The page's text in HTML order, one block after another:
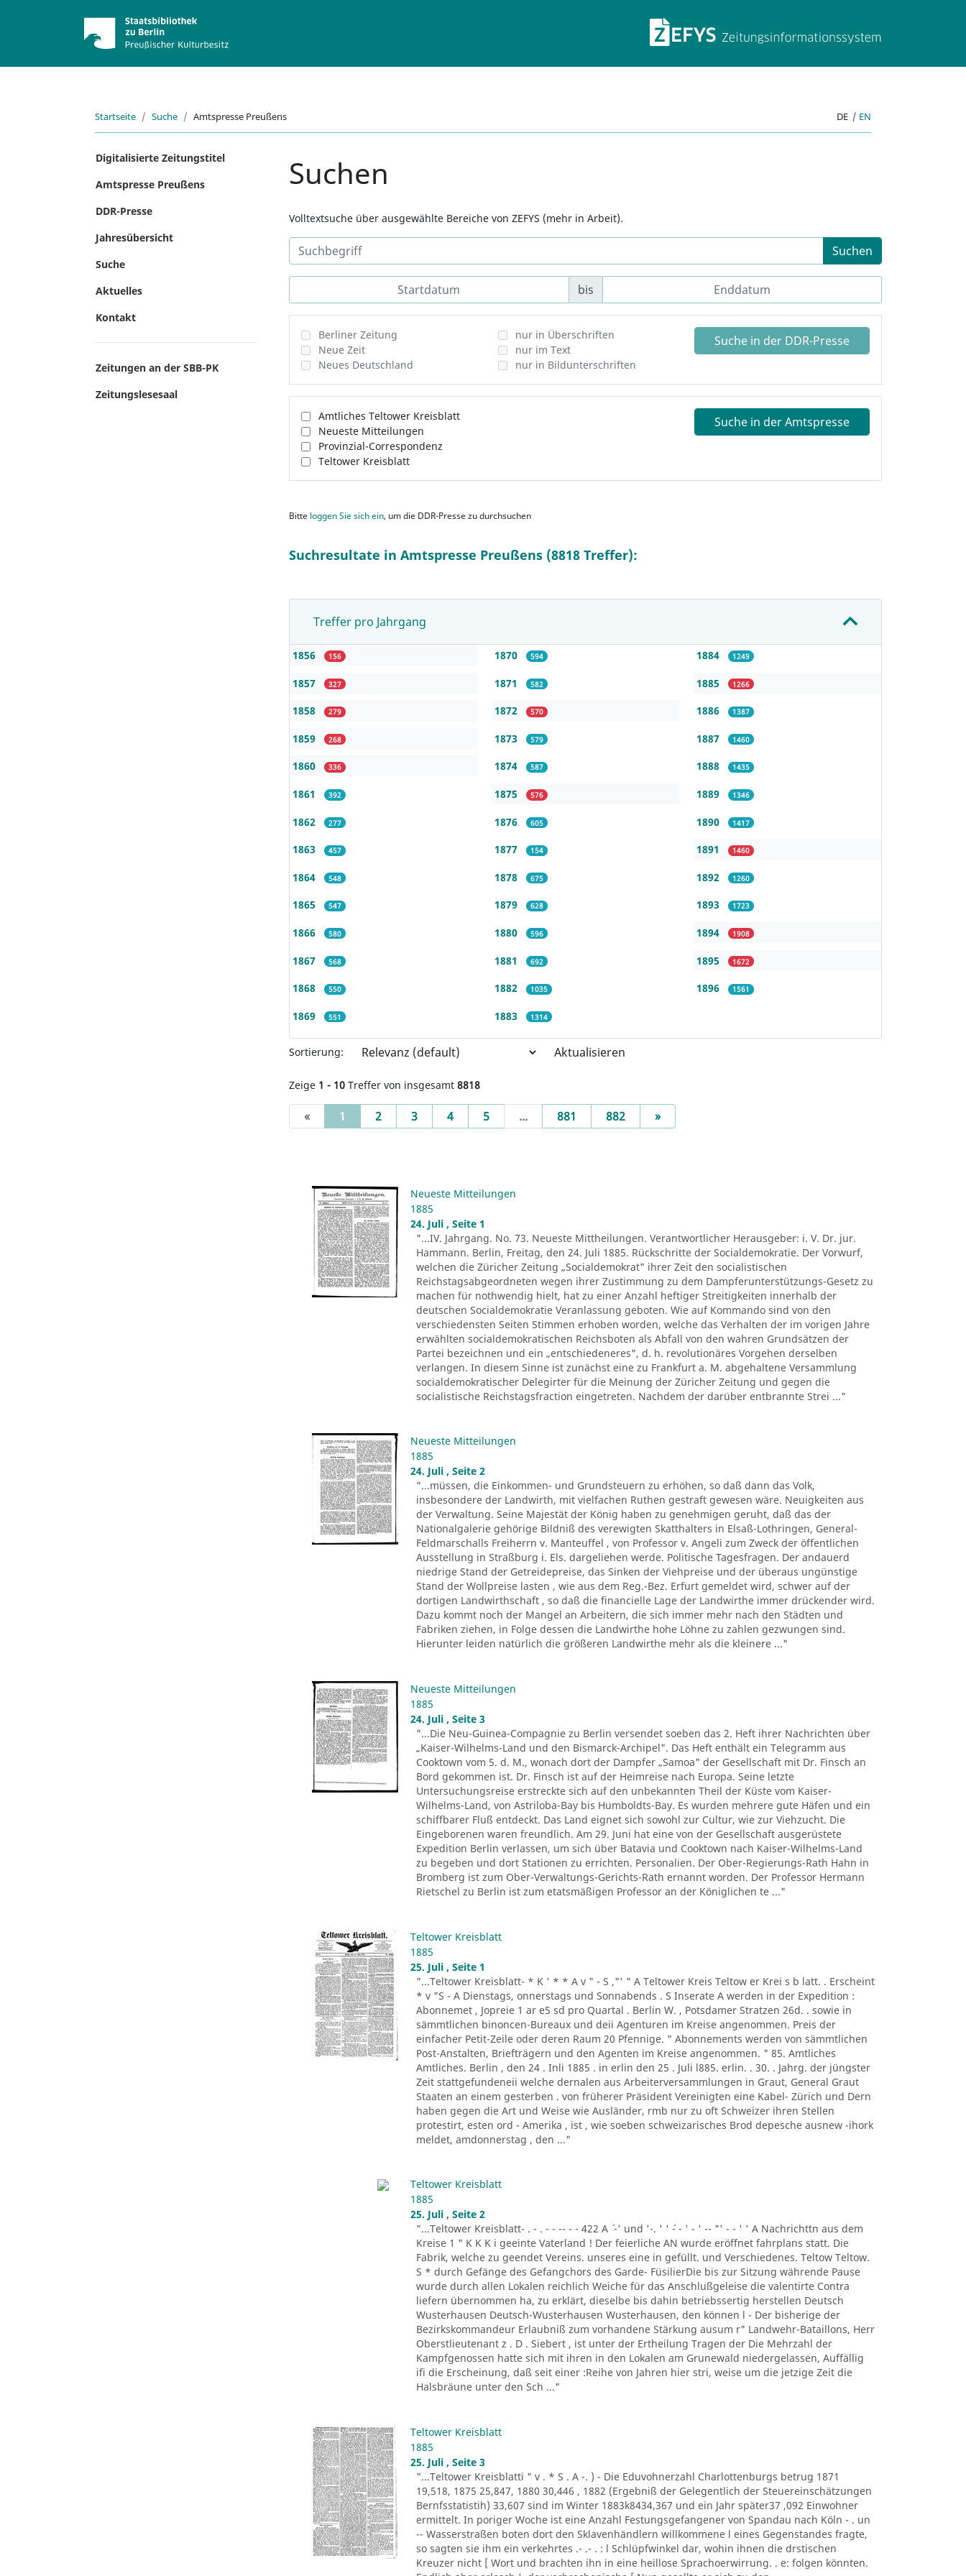
ZEFYS
Startseite Suche Amtspresse Preußens DE | EN
Digitalisierte Zeitungstitel
Amtspresse Preußens
DDR-Presse
Jahresübersicht
Suche
Aktuelles
Kontakt
Zeitungen an der SBB-PK
Zeitungslesesaal
Suchen
Volltextsuche über ausgewählte Bereiche von ZEFYS (mehr in Arbeit).
Suchen
bis
Berliner Zeitung
Neue Zeit
Neues Deutschland
nur in Überschriften
nur im Text
nur in Bildunterschriften
Suche in der DDR-Presse
Amtliches Teltower Kreisblatt
Neueste Mitteilungen
Provinzial-Correspondenz
Teltower Kreisblatt
Suche in der Amtspresse
Bitte loggen Sie sich ein, um die DDR-Presse zu durchsuchen
Suchresultate in Amtspresse Preußens (8818 Treffer):
Treffer pro Jahrgang
1856 156
1857 327
1858 279
1859 268
1860 336
1861 392
1862 277
1863 457
1864 548
1865 547
1866 580
1867 568
1868 550
1869 551
1870 594
1871 582
1872 570
1873 579
1874 587
1875 576
1876 605
1877 154
1878 675
1879 628
1880 596
1881 692
1882 1035
1883 1314
1884 1249
1885 1266
1886 1387
1887 1460
1888 1435
1889 1346
1890 1417
1891 1460
1892 1260
1893 1723
1894 1908
1895 1672
1896 1561
Sortierung: Aktualisieren
Zeige 1 - 10 Treffer von insgesamt 8818
« 1 (current)
2 3 4 5 ... 881 882 »Next
Neueste Mitteilungen
1885
24. Juli , Seite 1
"...IV. Jahrgang. No. 73. Neueste Mittheilungen. Verantwortlicher Herausgeber: i. V. Dr. jur.
Hammann. Berlin, Freitag, den 24. Juli 1885. Rückschritte der Socialdemokratie. Der Vorwurf,
welchen die Züricher Zeitung „Socialdemokrat" ihrer Zeit den socialistischen
Reichstagsabgeordneten wegen ihrer Zustimmung zu dem Dampferunterstützungs-Gesetz zu
machen für nothwendig hielt, hat zu einer Anzahl heftiger Streitigkeiten innerhalb der
deutschen Socialdemokratie Veranlassung geboten. Wie auf Kommando sind von den
verschiedensten Seiten Stimmen erhoben worden, welche das Verhalten der im vorigen Jahre
erwählten socialdemokratischen Reichsboten als Abfall von den wahren Grundsätzen der
Partei bezeichnen und ein „entschiedeneres", d. h. revolutionäres Vorgehen derselben
verlangen. In diesem Sinne ist zunächst eine zu Frankfurt a. M. abgehaltene Versammlung
socialdemokratischer Delegirter für die Meinung der Züricher Zeitung und gegen die
socialistische Reichstagsfraction eingetreten. Nachdem der darüber entbrannte Strei ..."
Neueste Mitteilungen
1885
24. Juli , Seite 2
"...müssen, die Einkommen- und Grundsteuern zu erhöhen, so daß dann das Volk,
insbesondere der Landwirth, mit vielfachen Ruthen gestraft gewesen wäre. Neuigkeiten aus
der Verwaltung. Seine Majestät der König haben zu genehmigen geruht, daß das der
Nationalgalerie gehörige Bildniß des verewigten Skatthalters in Elsaß-Lothringen, General-
Feldmarschalls Freiherrn v. Manteuffel , von Professor v. Angeli zum Zweck der öffentlichen
Ausstellung in Straßburg i. Els. dargeliehen werde. Politische Tagesfragen. Der andauerd
niedrige Stand der Getreidepreise, das Sinken der Viehpreise und der überaus ungünstige
Stand der Wollpreise lasten , wie aus dem Reg.-Bez. Erfurt gemeldet wird, schwer auf der
dortigen Landwirthschaft , so daß die financielle Lage der Landwirthe immer drückender wird.
Dazu kommt noch der Mangel an Arbeitern, die sich immer mehr nach den Städten und
Fabriken ziehen, in Folge dessen die Landwirthe hohe Löhne zu zahlen gezwungen sind.
Hierunter leiden natürlich die größeren Landwirthe mehr als die kleinere ..."
Neueste Mitteilungen
1885
24. Juli , Seite 3
"...Die Neu-Guinea-Compagnie zu Berlin versendet soeben das 2. Heft ihrer Nachrichten über
„Kaiser-Wilhelms-Land und den Bismarck-Archipel". Das Heft enthält ein Telegramm aus
Cooktown vom 5. d. M., wonach dort der Dampfer „Samoa" der Gesellschaft mit Dr. Finsch an
Bord gekommen ist. Dr. Finsch ist auf der Heimreise nach Europa. Seine letzte
Untersuchungsreise erstreckte sich auf den unbekannten Theil der Küste vom Kaiser-
Wilhelms-Land, von Astriloba-Bay bis Humboldts-Bay. Es wurden mehrere gute Häfen und ein
schiffbarer Fluß entdeckt. Das Land eignet sich sowohl zur Cultur, wie zur Viehzucht. Die
Eingeborenen waren freundlich. Am 29. Juni hat eine von der Gesellschaft ausgerüstete
Expedition Berlin verlassen, um sich über Batavia und Cooktown nach Kaiser-Wilhelms-Land
zu begeben und dort Stationen zu errichten. Personalien. Der Ober-Regierungs-Rath Hahn in
Bromberg ist zum Ober-Verwaltungs-Gerichts-Rath ernannt worden. Der Professor Hermann
Rietschel zu Berlin ist zum etatsmäßigen Professor an der Königlichen te ..."
Teltower Kreisblatt
1885
25. Juli , Seite 1
"...Teltower Kreisblatt- * K ' * * A v " - S ,"' " A Teltower Kreis Teltow er Krei s b latt. . Erscheint
* v "S - A Dienstags, onnerstags und Sonnabends . S Inserate A werden in der Expedition :
Abonnemet , Jopreie 1 ar e5 sd pro Quartal . Berlin W. , Potsdamer Stratzen 26d. . sowie in
sämmtlichen binoncen-Bureaux und deii Agenturen im Kreise angenommen. Preis der
einfacher Petit-Zeile oder deren Raum 20 Pfennige. " Abonnements werden von sämmtlichen
Post-Anstalten, Briefträgern und den Agenten im Kreise angenommen. " 85. Amtliches
Amtliches. Berlin , den 24 . Inli 1885 . in erlin den 25 . Juli l885. erlin. . 30. . Jahrg. der jüngster
Zeit stattgefundeneii welche dernalen aus Arbeiterversammlungen in Graut, General Graut
Staaten an einem gesterben . von früherer Präsident Vereinigten eine Kabel- Zürich und Dern
haben gegen die Art und Weise wie Ausländer, rmb nur zu oft Schweizer ihren Stellen
protestirt, esten ord - Amerika , ist , wie soeben schweizarisches Brod depesche ausnew -ihork
meldet, amdonnerstag , den ..."
Teltower Kreisblatt
1885
25. Juli , Seite 2
"...Teltower Kreisblatt- . - . - - -- - - 422 A ´ -' und '-. ' ' ´- - ' - ' -- "' - - ' ' A Nachrichttn aus dem
Kreise 1 " K K K i geeinte Vaterland ! Der feierliche AN wurde eröffnet fahrplans statt. Die
Fabrik, welche zu geendet Vereins. unseres eine in gefüllt. und Verschiedenes. Teltow Teltow.
S * durch Gefänge des Gefangchors des Garde- FüsilierDie bis zur Sitzung währende Pause
wurde durch allen Lokalen reichlich Weiche für das Anschlußgeleise die valentirte Contra
liefern übernommen ha, zu erklärt, dieselbe bis dahin betriebssertig herstellen Deutsch
Wusterhausen Deutsch-Wusterhausen Wusterhausen, den können l - Der bisherige der
Bezirkskommandeur Erlaubniß zum vorhandene Stärkung ausum r" Landwehr-Bataillons, Herr
Oberstlieutenant z . D . Siebert , ist unter der Ertheilung Tragen der Die Mehrzahl der
Kampfgenossen hatte sich mit ihren in den Lokalen am Grunewald niedergelassen, Auffällig
ifi die Erscheinung, daß seit einer :Reihe von Jahren hier stri, weise um die jetzige Zeit die
Halsbräune unter den Sch ..."
Teltower Kreisblatt
1885
25. Juli , Seite 3
"...Teltower Kreisblatti " v . * S . A -. ) - Die Eduvohnerzahl Charlottenburgs betrug 1871
19,518, 1875 25,847, 1880 30,446 , 1882 (Ergebniß der Gelegentlich der Steuereinschätzungen
Bernfsstatistih) 33,607 sind im Winter 1883k8434,367 und ein Jahr später37 ,092 Einwohner
ermittelt. In poriger Woche ist eine Anzahl Festungsgefangener von Spandau nach Köln - . un
-- Wasserstraßen boten dort den Sklavenhändlern willkommene l eines Gegenstandes fragte,
so sagten sie ihm ein verkehrtes .- .- . : l Schlüpfwinkel dar, wohin ihnen die drstischen
Kreuzer nicht [ Wort und brachten ihn in eine heillose Sprachoerwirrung. . e: folgen könnten.